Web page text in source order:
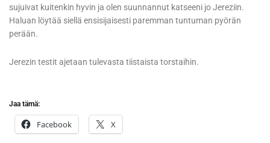
sujuivat kuitenkin hyvin ja olen suunnannut katseeni jo Jereziin.
Haluan löytää siellä ensisijaisesti paremman tuntuman pyörän
perään.
Jerezin testit ajetaan tulevasta tiistaista torstaihin.
Jaa tämä:
Facebook X